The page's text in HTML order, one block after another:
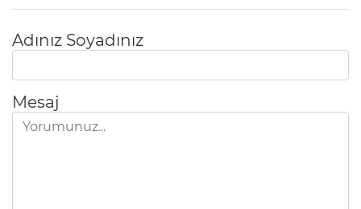
Adınız Soyadınız
Mesaj